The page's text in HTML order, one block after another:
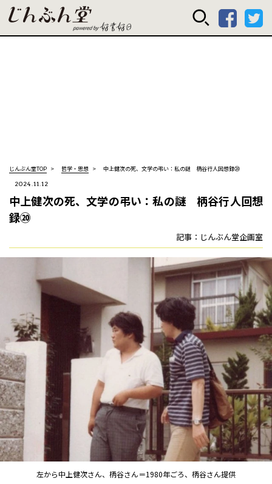
じんぶん堂
じんぶん堂TOP 哲学・思想 中上健次の死、文学の弔い：私の謎 柄谷行人回想録⑳
2024.11.12
中上健次の死、文学の弔い：私の謎 柄谷行人回想
録⑳
記事：じんぶん堂企画室
左から中上健次さん、柄谷さん＝1980年ごろ、柄谷さん提供